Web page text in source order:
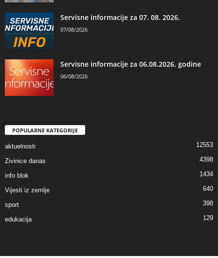
Servisne informacije za 07. 08. 2026.
07/08/2026
Servisne informacije za 06.08.2026. godine
06/08/2026
POPULARNE KATEGORIJE
aktuelnosti 12553
Zivinice danas 4398
info blok 1434
Vijesti iz zemlje 640
sport 398
edukacija 129